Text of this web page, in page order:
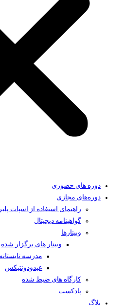
دوره های حضوری
دوره‌های مجازی
راهنمای استفاده از اسپات پلیر
گواهینامه دیجیتال
وبینار‌ها
وبینار های برگزار شده
مدرسه
عیدودونتیکس
کارگاه های ضبط شده
پادکست
بلاگ